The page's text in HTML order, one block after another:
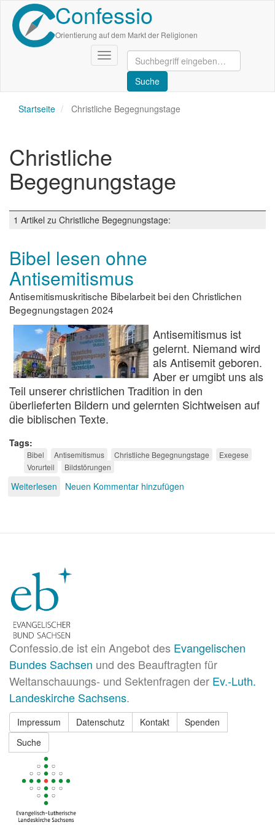
Direkt
zum
Inhalt
Confessio
Orientierung auf dem Markt der Religionen
Navigation
aktivieren/deaktivieren
Startseite Christliche Begegnungstage
Christliche
Begegnungstage
1 Artikel zu Christliche Begegnungstage:
Bibel lesen ohne
Antisemitismus
Antisemitismuskritische Bibelarbeit bei den Christlichen
Begegnungstagen 2024
Antisemitismus ist
gelernt. Niemand wird
als Antisemit geboren.
Aber er umgibt uns als
Teil unserer christlichen Tradition in den
überlieferten Bildern und gelernten Sichtweisen auf
die biblischen Texte.
Tags
Bibel Antisemitismus Christliche Begegnungstage
Exegese
Vorurteil
Bildstörungen
Weiterlesen über
Antisemitismus
Neuen Kommentar hinzufügen
Confessio.de ist ein Angebot des Evangelischen
Bundes Sachsen und des Beauftragten für
Weltanschauungs- und Sektenfragen der Ev.-Luth.
Landeskirche Sachsens.
Impressum Datenschutz Kontakt
Spenden
Suche